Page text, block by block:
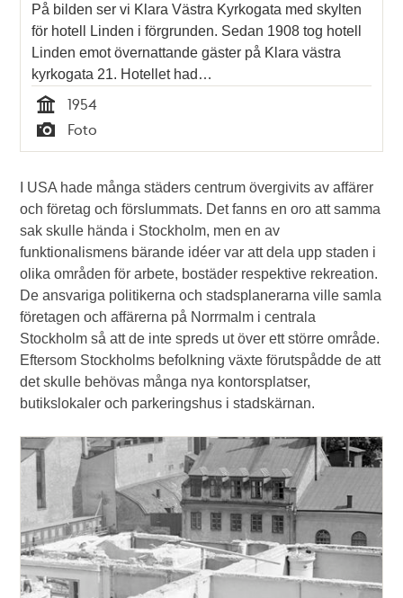
På bilden ser vi Klara Västra Kyrkogata med skylten
för hotell Linden i förgrunden. Sedan 1908 tog hotell
Linden emot övernattande gäster på Klara västra
kyrkogata 21. Hotellet had…
Tid
1954
Typ
Foto
I USA hade många städers centrum övergivits av affärer
och företag och förslummats. Det fanns en oro att samma
sak skulle hända i Stockholm, men en av
funktionalismens bärande idéer var att dela upp staden i
olika områden för arbete, bostäder respektive rekreation.
De ansvariga politikerna och stadsplanerarna ville samla
företagen och affärerna på Norrmalm i centrala
Stockholm så att de inte spreds ut över ett större område.
Eftersom Stockholms befolkning växte förutspådde de att
det skulle behövas många nya kontorsplatser,
butikslokaler och parkeringshus i stadskärnan.